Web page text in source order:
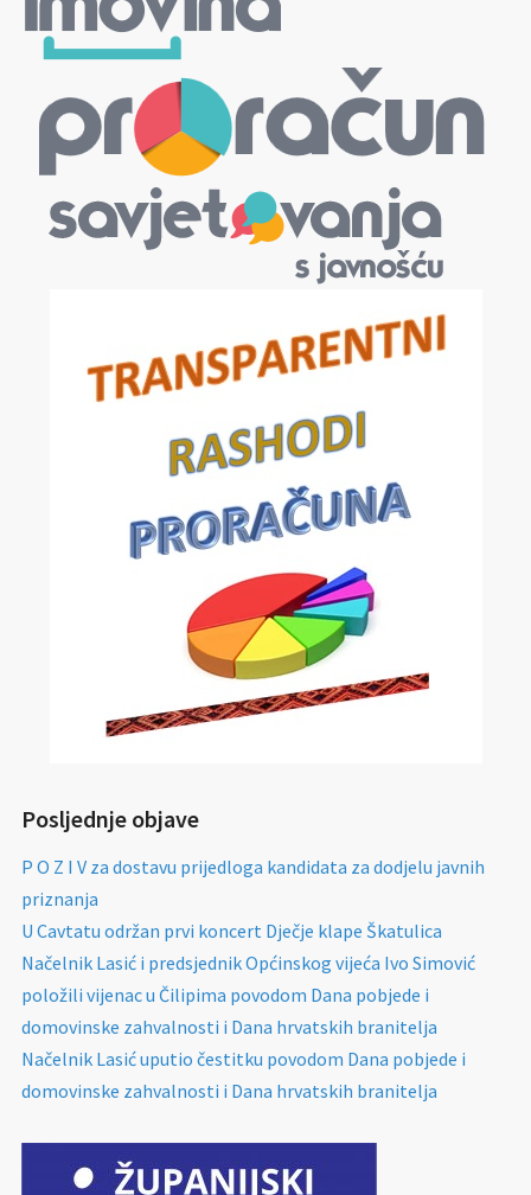
Posljednje objave
P O Z I V za dostavu prijedloga kandidata za dodjelu javnih
priznanja
U Cavtatu održan prvi koncert Dječje klape Škatulica
Načelnik Lasić i predsjednik Općinskog vijeća Ivo Simović
položili vijenac u Čilipima povodom Dana pobjede i
domovinske zahvalnosti i Dana hrvatskih branitelja
Načelnik Lasić uputio čestitku povodom Dana pobjede i
domovinske zahvalnosti i Dana hrvatskih branitelja